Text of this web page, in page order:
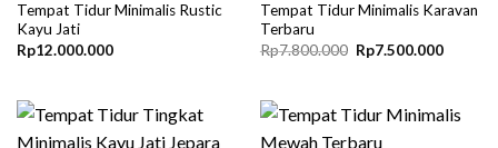
Tempat Tidur Minimalis Rustic
Kayu Jati
Rp12.000.000
Tempat Tidur Minimalis Karavan
Terbaru
Rp7.800.000 Original
price
Rp7.500.000Current